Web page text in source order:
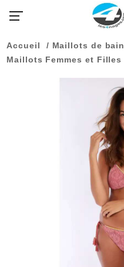
Accueil
Maillots de bain
Maillots Femmes et Filles